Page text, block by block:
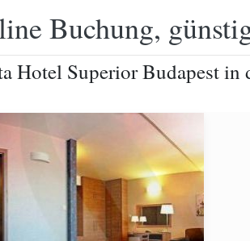
Buchung,
Hotel Superior Budapest in